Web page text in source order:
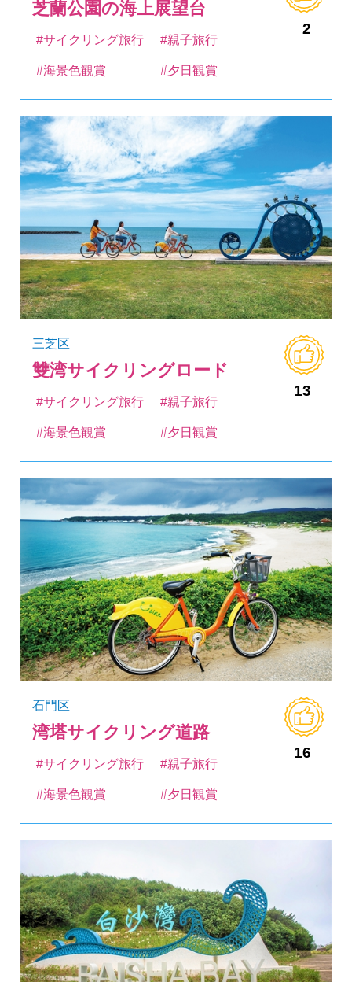
芝蘭公園の海上展望台
2
#サイクリング旅行 #親子旅行
#海景色観賞 #夕日観賞
三芝区
雙湾サイクリングロード
13
#サイクリング旅行 #親子旅行
#海景色観賞 #夕日観賞
石門区
湾塔サイクリング道路
16
#サイクリング旅行 #親子旅行
#海景色観賞 #夕日観賞